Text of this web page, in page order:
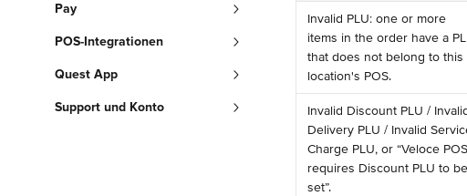
Pay
POS-Integrationen
Quest App
Support und Konto
Invalid PLU: one or more
items in the order have a
that does not belong to this
location's POS.
Invalid Discount PLU /
Delivery PLU / Invalid
Charge PLU, or “Veloce POS
requires Discount PLU to be
set”.